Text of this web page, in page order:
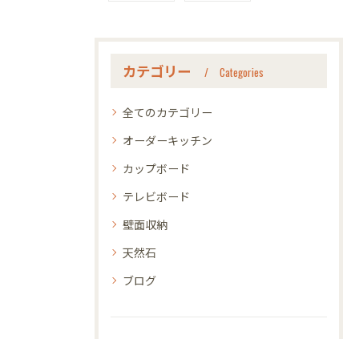
カテゴリー Categories
全てのカテゴリー
オーダーキッチン
カップボード
テレビボード
壁面収納
天然石
ブログ